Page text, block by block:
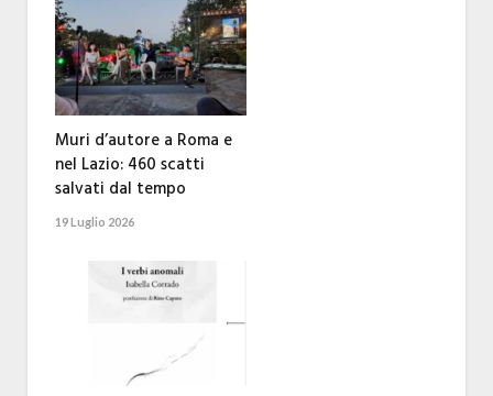
Muri d’autore a Roma e
nel Lazio: 460 scatti
salvati dal tempo
19 Luglio 2026